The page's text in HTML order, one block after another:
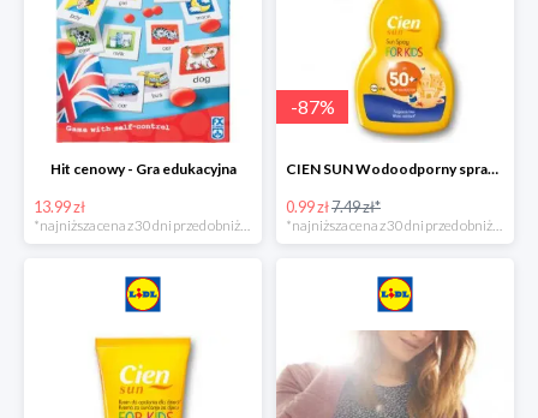
Hit cenowy - Gra edukacyjna
13.99 zł
*najniższa cena z 30 dni przed obniżką
-87%
CIEN SUN Wodoodporny spray do opalania dla dzieci z SPF50 -75%
0.99 zł7.49 zł*
*najniższa cena z 30 dni przed obniżką